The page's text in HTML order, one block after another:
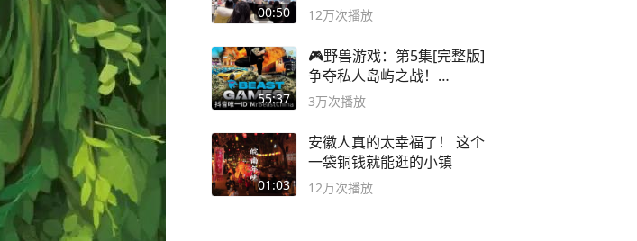
00:50 12万次播放
55:37
🎮野兽游戏：第5集[完整版]
争夺私人岛屿之战！
#MrBeastChina
3万次播放
01:03
安徽人真的太幸福了！ 这个
一袋铜钱就能逛的小镇
12万次播放